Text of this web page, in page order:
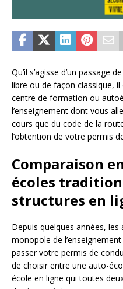
Qu’il s’agisse d’un passage
libre ou de façon classique,
centre de formation ou
l’enseignement dont vous
cours que du code de la
l’obtention de votre permis
Comparaison
écoles
structures en
Depuis quelques années,
monopole de
passer votre permis de
de choisir entre une auto-
école en ligne qui toutes